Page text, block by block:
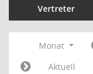
Vertreter
Monat
Aktuell